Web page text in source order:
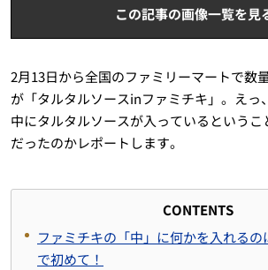
この記事の画像一覧を見
2月13日から全国のファミリーマートで数
が「タルタルソースinファミチキ」。えっ
中にタルタルソースが入っているという
だったのかレポートします。
CONTENTS
ファミチキの「中」に何かを入れるの
で初めて！